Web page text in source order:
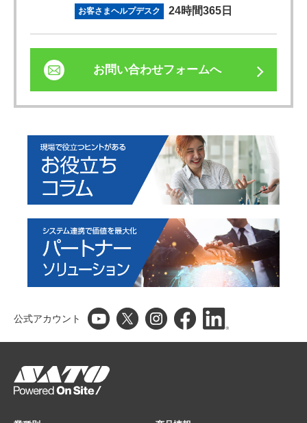
お客さまヘルプデスク 24時間365日
お問い合わせフォームへ
公式アカウント